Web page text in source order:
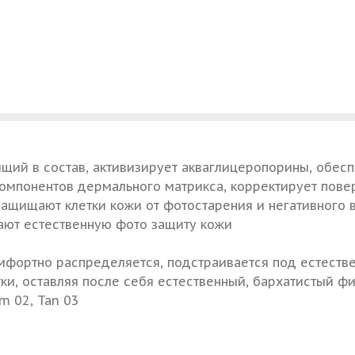
в состав, активизирует акваглицеропорины,
дермального матрикса, корректирует
клетки кожи от фотостарения и
естественную фото защиту кожи
распределяется, подстраивается под
оставляя после себя естественный, бархатистый
02, Tan 03